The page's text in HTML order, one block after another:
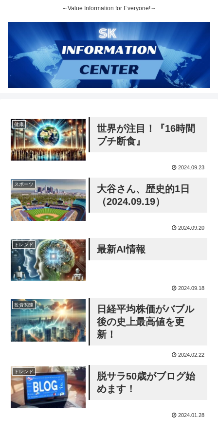
～Value Information for Everyone!～
健康
世界が注目！『16時間
プチ断食』
2024.09.23
スポーツ
大谷さん、歴史的1日
（2024.09.19）
2024.09.20
トレンド 最新AI情報
2024.09.18
投資関連
日経平均株価がバブル
後の史上最高値を更
新！
2024.02.22
トレンド
脱サラ50歳がブログ始
めます！
2024.01.28